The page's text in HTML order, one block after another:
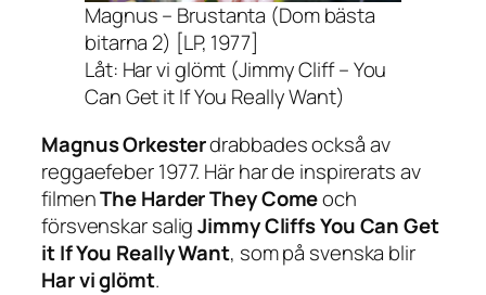
Magnus – Brustanta (Dom bästa
bitarna 2) [LP, 1977]
Låt: Har vi glömt (Jimmy Cliff – You
Can Get it If You Really Want)
Magnus Orkesterdrabbades också av
reggaefeber 1977. Här har de inspirerats av
filmenThe Harder They Comeoch
försvenskar saligJimmy CliffsYou Can Get
it If You Really Want, som på svenska blir
Har vi glömt.